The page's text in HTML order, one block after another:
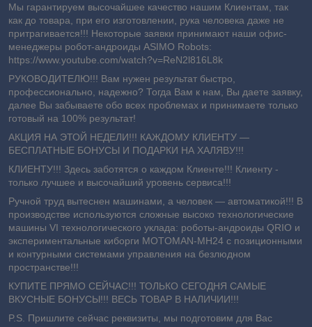
Мы гарантируем высочайшее качество нашим Клиентам, так
как до товара, при его изготовлении, рука человека даже не
притрагивается!!! Некоторые заявки принимают наши офис-
менеджеры робот-андроиды ASIMO Robots:
https://www.youtube.com/watch?v=ReN2l816L8k
РУКОВОДИТЕЛЮ!!! Вам нужен результат быстро,
профессионально, надежно? Тогда Вам к нам, Вы даете заявку,
далее Вы забываете обо всех проблемах и принимаете только
готовый на 100% результат!
АКЦИЯ НА ЭТОЙ НЕДЕЛИ!!! КАЖДОМУ КЛИЕНТУ —
БЕСПЛАТНЫЕ БОНУСЫ И ПОДАРКИ НА ХАЛЯВУ!!!
КЛИЕНТУ!!! Здесь заботятся о каждом Клиенте!!! Клиенту -
только лучшее и высочайший уровень сервиса!!!
Ручной труд вытеснен машинами, а человек — автоматикой!!! В
производстве используются сложные высоко технологические
машины VI технологического уклада: роботы-андроиды QRIO и
экспериментальные киборги MOTOMAN-MH24 с позиционными
и контурными системами управления на безлюдном
пространстве!!!
КУПИТЕ ПРЯМО СЕЙЧАС!!! ТОЛЬКО СЕГОДНЯ САМЫЕ
ВКУСНЫЕ БОНУСЫ!!! ВЕСЬ ТОВАР В НАЛИЧИИ!!!
P.S. Пришлите сейчас реквизиты, мы подготовим для Вас